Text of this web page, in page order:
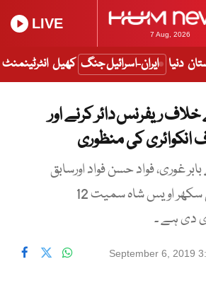
7 Aug, 2026
LIVE
دنیا ایران-اسرائیل جنگ کھیل انٹرٹینمنٹ
ریفرنس دائر کرنے اور
انکوائری کی منظوری
غوری، فواد حسن فواد اورسابق
رکن صوبائی اسمبلی سکھر اویس شاہ سمیت 12
دی ہے ۔
September 6, 2019